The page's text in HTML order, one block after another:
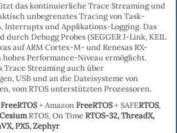
daskontinuierliche Trace Streamingund
unbegrenztes Tracing von Task-
Interrupts und Applikations-Logging. Das
durchDebugg Probes(SEGGER J-Link,KEIL
auf ARM Cortex-M- und Renesas RX-
Performance-Niveau ermöglicht.
Streaming auch über
USBund an dieDateisystemevon
vom RTOS unterstützten Prozessoren.
FreeRTOS+ AmazonFreeRTOS+ SAFERTOS,
CesiumRTOS, On TimeRTOS-32,ThreadX,
PX5, Zephyr